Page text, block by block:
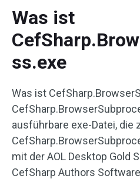
Was ist
ss.exe
Was ist
ausführbare exe-Datei, die
mit der AOL Desktop Gold
CefSharp Authors